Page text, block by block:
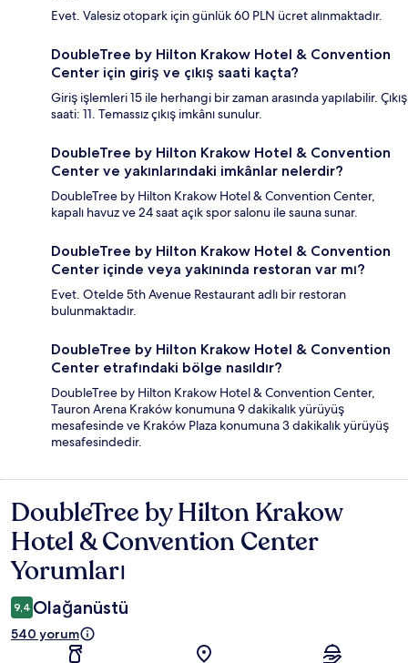
Evet. Valesiz otopark için günlük 60 PLN ücret alınmaktadır.
DoubleTree by Hilton Krakow Hotel & Convention
Center için giriş ve çıkış saati kaçta?
Giriş işlemleri 15 ile herhangi bir zaman arasında yapılabilir. Çıkış
saati: 11. Temassız çıkış imkânı sunulur.
DoubleTree by Hilton Krakow Hotel & Convention
Center ve yakınlarındaki imkânlar nelerdir?
DoubleTree by Hilton Krakow Hotel & Convention Center,
kapalı havuz ve 24 saat açık spor salonu ile sauna sunar.
DoubleTree by Hilton Krakow Hotel & Convention
Center içinde veya yakınında restoran var mı?
Evet. Otelde 5th Avenue Restaurant adlı bir restoran
bulunmaktadır.
DoubleTree by Hilton Krakow Hotel & Convention
Center etrafındaki bölge nasıldır?
DoubleTree by Hilton Krakow Hotel & Convention Center,
Tauron Arena Kraków konumuna 9 dakikalık yürüyüş
mesafesinde ve Kraków Plaza konumuna 3 dakikalık yürüyüş
mesafesindedir.
Yorumlar
DoubleTree by Hilton Krakow
Hotel & Convention Center
Yorumları
9,4 Olağanüstü
540 yorum